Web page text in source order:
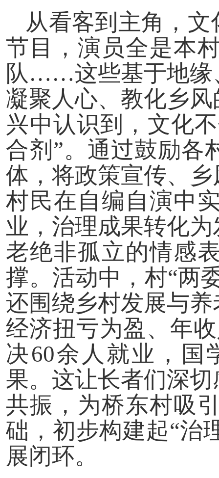
从看客到主角，
节目，演员全是本
队 ……这些基于地缘
凝聚人心、教化乡
兴中认识到，文化
合剂”。通过鼓励各
体，将政策宣传、
村民在自编自演中
业，治理成果转化
老绝非孤立的情感
撑。活动中，村“两
还围绕乡村发展与
经济扭亏为盈、年
决60余人就业，国
果。这让长者们深
共振，为桥东村吸
础，初步构建起“治
展闭环。